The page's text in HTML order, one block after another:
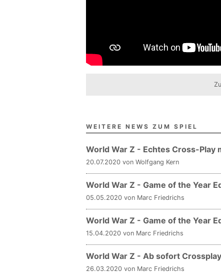
WEITERE NEWS ZUM SPIEL
World War Z - Echtes Cross-Play
20.07.2020 von Wolfgang Kern
World War Z - Game of the Year
05.05.2020 von Marc Friedrichs
World War Z - Game of the Year
15.04.2020 von Marc Friedrichs
World War Z - Ab sofort
26.03.2020 von Marc Friedrichs